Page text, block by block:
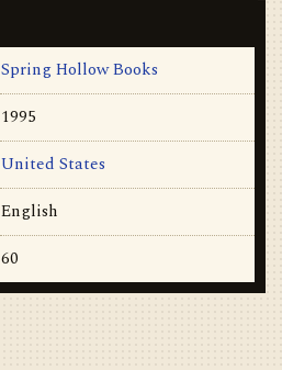
Spring Hollow Books
1995
United States
English
60